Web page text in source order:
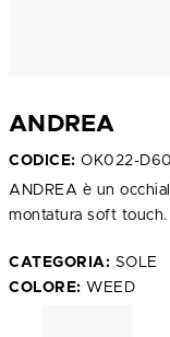
ANDREA
CODICE: OK022-D60
ANDREA è un
montatura soft touch.
CATEGORIA: SOLE
COLORE: WEED